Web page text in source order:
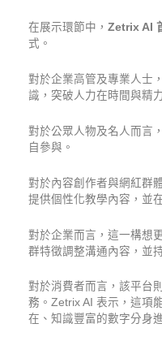
在展示環節中， Zetrix AI
式。
對於企業高管及專業人士
識，突破人力在時間與精
對於公眾人物及名人而言
自參與。
對於內容創作者與網紅群
提供個性化教學內容，並
對於企業而言，這一構想
群特徵調整溝通內容，並
對於消費者而言，該平台
務。Zetrix AI 表示，這項
在、知識豐富的數字分身